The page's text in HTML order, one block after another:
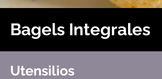
Bagels Integrales
Utensilios